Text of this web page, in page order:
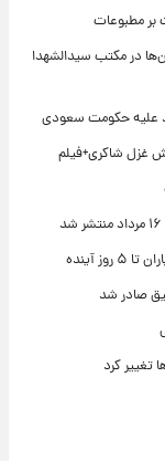
بر مطبوعات
در مکتب سیدالشهدا
علیه حکومت سعودی
غزل شاکری+فیلم
آینده
صادر شد